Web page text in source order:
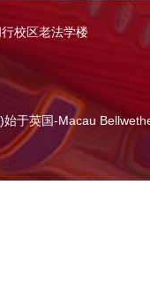
校区老法学楼
始于英国-Macau